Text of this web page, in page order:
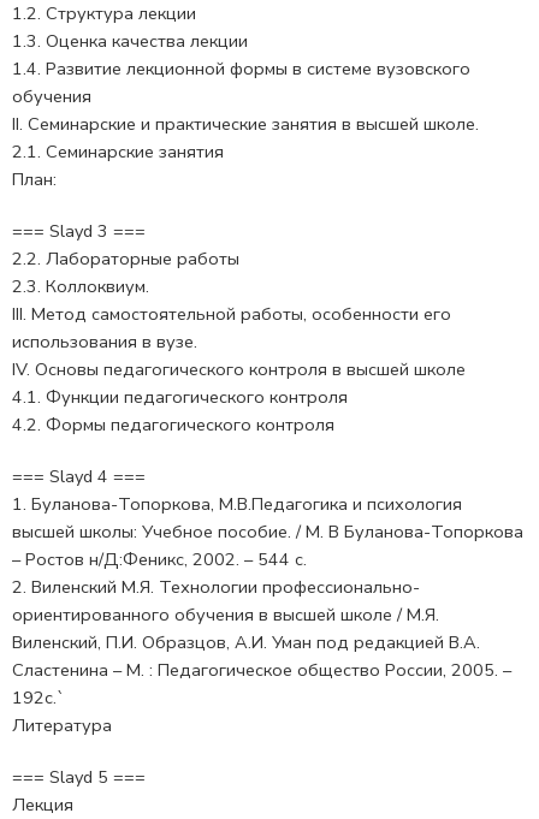
1.2. Структура лекции
1.3. Оценка качества лекции
1.4. Развитие лекционной формы в системе вузовского
обучения
II. Семинарские и практические занятия в высшей школе.
2.1. Семинарские занятия
План:
=== Slayd 3 ===
2.2. Лабораторные работы
2.3. Коллоквиум.
III. Метод самостоятельной работы, особенности его
использования в вузе.
IV. Основы педагогического контроля в высшей школе
4.1. Функции педагогического контроля
4.2. Формы педагогического контроля
=== Slayd 4 ===
1. Буланова-Топоркова, М.В.Педагогика и психология
высшей школы: Учебное пособие. / М. В Буланова-Топоркова
– Ростов н/Д:Феникс, 2002. – 544 с.
2. Виленский М.Я. Технологии профессионально-
ориентированного обучения в высшей школе / М.Я.
Виленский, П.И. Образцов, А.И. Уман под редакцией В.А.
Сластенина – М. : Педагогическое общество России, 2005. –
192с.`
Литература
=== Slayd 5 ===
Лекция